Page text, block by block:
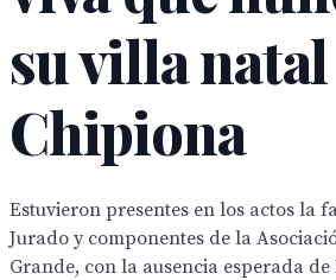
su villa natal
Chipiona
Estuvieron presentes en los actos la
Jurado y componentes de la
Grande, con la ausencia esperada